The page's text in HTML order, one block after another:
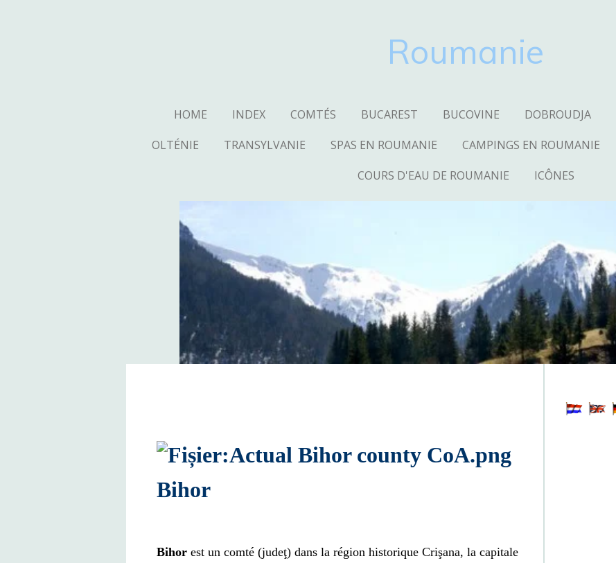
Roumanie
HOME INDEX COMTÉS BUCAREST BUCOVINE DOBROUDJA
OLTÉNIE
TRANSYLVANIE SPAS EN ROUMANIE CAMPINGS EN ROUMANIE
COURS D'EAU DE ROUMANIE
ICÔNES
Bihor
Bihorest un comté (judeţ) dans la région historique Crişana, la capitale